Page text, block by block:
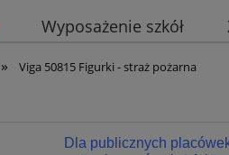
Wyposażenie szkół
» Viga 50815 Figurki - straż pożarna
Dla publicznych